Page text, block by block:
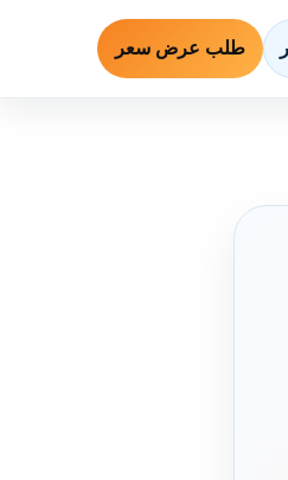
طلب عرض سعر